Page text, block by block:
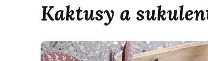
Kaktusy a